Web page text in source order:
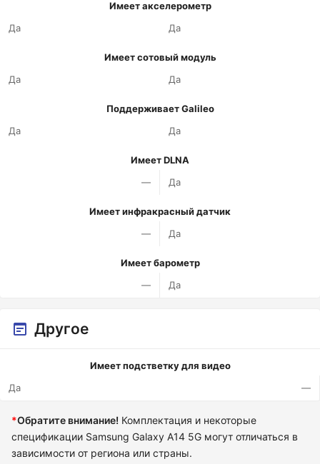
Имеет акселерометр
Да
Да
Имеет сотовый модуль
Да
Да
Поддерживает Galileo
Да
Да
Имеет DLNA
—
Да
Имеет инфракрасный датчик
—
Да
Имеет барометр
—
Да
Другое
Имеет подстветку для видео
Да
—
*Обратите внимание! Комплектация и некоторые
спецификации Samsung Galaxy A14 5G могут отличаться в
зависимости от региона или страны.